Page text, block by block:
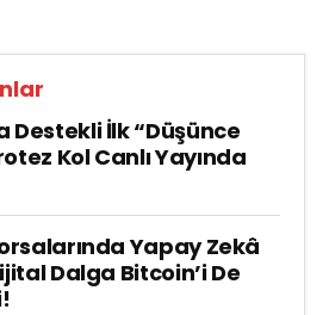
Destekli İlk “Düşünce
Kol Canlı Yayında
Yapay Zekâ
Dalga Bitcoin’i De